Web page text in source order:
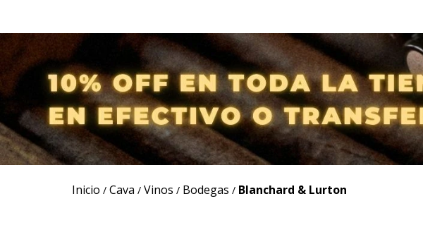
Inicio / Cava / Vinos / Bodegas / Blanchard & Lurton